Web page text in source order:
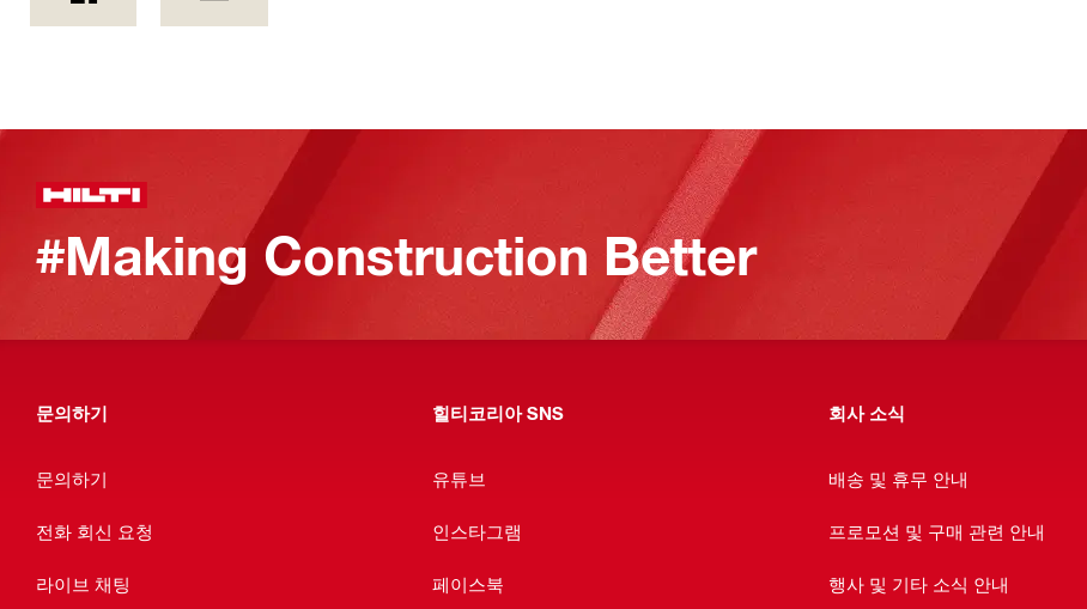
#Making Construction Better
문의하기
문의하기
전화 회신 요청
라이브 채팅
힐티코리아 SNS
유튜브
인스타그램
페이스북
회사 소식
배송 및 휴무 안내
프로모션 및 구매 관련 안내
행사 및 기타 소식 안내